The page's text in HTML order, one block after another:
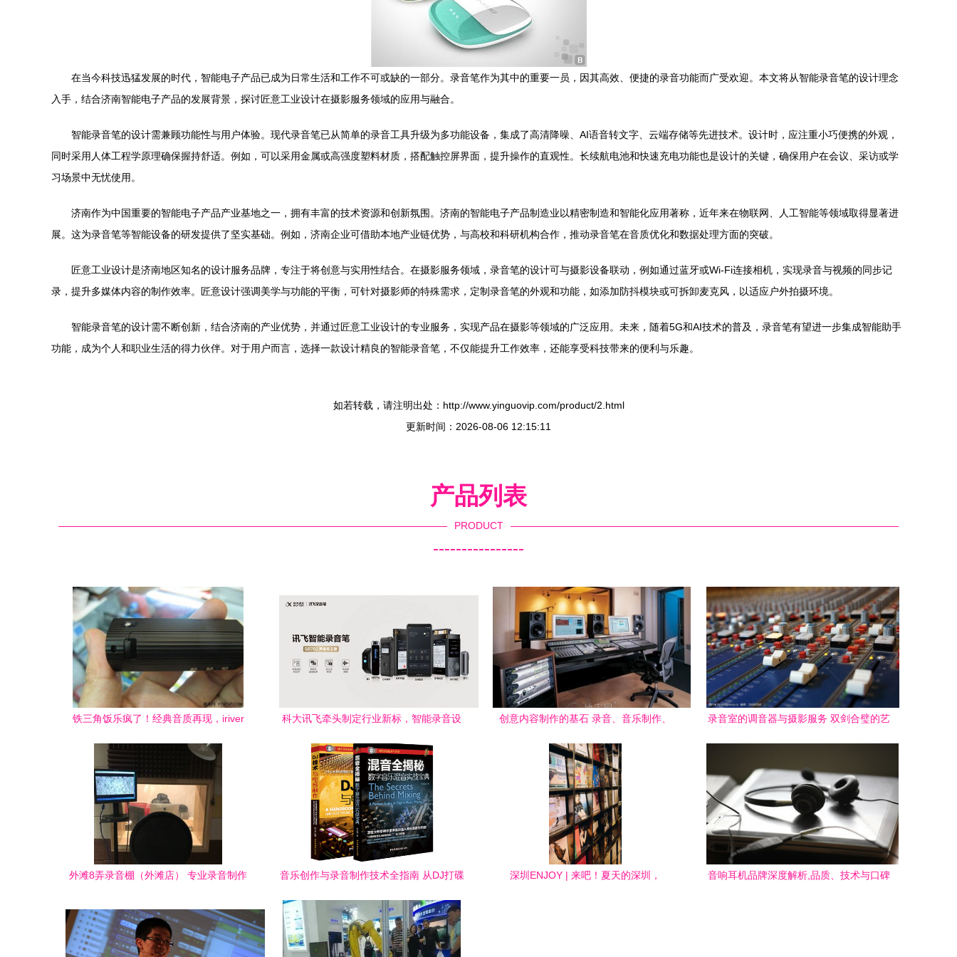
在当今科技迅猛发展的时代，智能电子产品已成为日常生活和工作不可或缺的一部分。录音笔作为其中的重要一员，因其高效、便捷的录音功能而广受欢迎。本文将从智能录音笔的设计理念
入手，结合济南智能电子产品的发展背景，探讨匠意工业设计在摄影服务领域的应用与融合。
智能录音笔的设计需兼顾功能性与用户体验。现代录音笔已从简单的录音工具升级为多功能设备，集成了高清降噪、AI语音转文字、云端存储等先进技术。设计时，应注重小巧便携的外观，
同时采用人体工程学原理确保握持舒适。例如，可以采用金属或高强度塑料材质，搭配触控屏界面，提升操作的直观性。长续航电池和快速充电功能也是设计的关键，确保用户在会议、采访或学
习场景中无忧使用。
济南作为中国重要的智能电子产品产业基地之一，拥有丰富的技术资源和创新氛围。济南的智能电子产品制造业以精密制造和智能化应用著称，近年来在物联网、人工智能等领域取得显著进
展。这为录音笔等智能设备的研发提供了坚实基础。例如，济南企业可借助本地产业链优势，与高校和科研机构合作，推动录音笔在音质优化和数据处理方面的突破。
匠意工业设计是济南地区知名的设计服务品牌，专注于将创意与实用性结合。在摄影服务领域，录音笔的设计可与摄影设备联动，例如通过蓝牙或Wi-Fi连接相机，实现录音与视频的同步记
录，提升多媒体内容的制作效率。匠意设计强调美学与功能的平衡，可针对摄影师的特殊需求，定制录音笔的外观和功能，如添加防抖模块或可拆卸麦克风，以适应户外拍摄环境。
智能录音笔的设计需不断创新，结合济南的产业优势，并通过匠意工业设计的专业服务，实现产品在摄影等领域的广泛应用。未来，随着5G和AI技术的普及，录音笔有望进一步集成智能助手
功能，成为个人和职业生活的得力伙伴。对于用户而言，选择一款设计精良的智能录音笔，不仅能提升工作效率，还能享受科技带来的便利与乐趣。
如若转载，请注明出处：http://www.yinguovip.com/product/2.html
更新时间：2026-08-06 12:15:11
产品列表
PRODUCT
----------------
铁三角饭乐疯了！经典音质再现，iriver
科大讯飞牵头制定行业新标，智能录音设
创意内容制作的基石 录音、音乐制作、
录音室的调音器与摄影服务 双剑合璧的艺
外滩8弄录音棚（外滩店） 专业录音制作
音乐创作与录音制作技术全指南 从DJ打碟
深圳ENJOY | 来吧！夏天的深圳，
音响耳机品牌深度解析,品质、技术与口碑